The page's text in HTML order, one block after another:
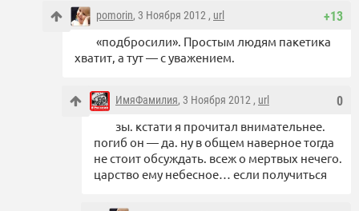
+13
pomorin, 3 Ноября 2012 , url
«подбросили». Простым людям пакетика
хватит, а тут — с уважением.
0
ИмяФамилия, 3 Ноября 2012 , url
зы. кстати я прочитал внимательнее.
погиб он — да. ну в общем наверное тогда
не стоит обсуждать. всеж о мертвых нечего.
царство ему небесное… если получиться